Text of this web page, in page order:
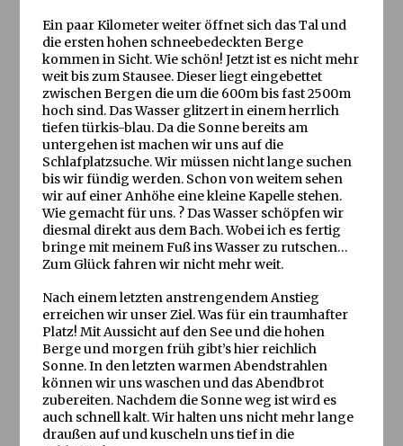
Ein paar Kilometer weiter öffnet sich das Tal und
die ersten hohen schneebedeckten Berge
kommen in Sicht. Wie schön! Jetzt ist es nicht mehr
weit bis zum Stausee. Dieser liegt eingebettet
zwischen Bergen die um die 600m bis fast 2500m
hoch sind. Das Wasser glitzert in einem herrlich
tiefen türkis-blau. Da die Sonne bereits am
untergehen ist machen wir uns auf die
Schlafplatzsuche. Wir müssen nicht lange suchen
bis wir fündig werden. Schon von weitem sehen
wir auf einer Anhöhe eine kleine Kapelle stehen.
Wie gemacht für uns. ? Das Wasser schöpfen wir
diesmal direkt aus dem Bach. Wobei ich es fertig
bringe mit meinem Fuß ins Wasser zu rutschen…
Zum Glück fahren wir nicht mehr weit.
Nach einem letzten anstrengendem Anstieg
erreichen wir unser Ziel. Was für ein traumhafter
Platz! Mit Aussicht auf den See und die hohen
Berge und morgen früh gibt’s hier reichlich
Sonne. In den letzten warmen Abendstrahlen
können wir uns waschen und das Abendbrot
zubereiten. Nachdem die Sonne weg ist wird es
auch schnell kalt. Wir halten uns nicht mehr lange
draußen auf und kuscheln uns tief in die